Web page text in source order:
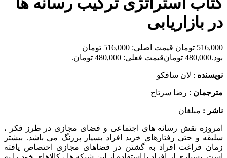
در بازاریابی
516,000 تومان
قیمت اصلی: 516,000 تومان
بود.480,000 تومانقیمت فعلی: 480,000 تومان.
نويسنده : لان سافکو
مترجمان : رضا سرتاج
ناشر : مبلغان
امروزه نقش رسانه های اجتماعی و فضای مجازی در طرز فکر ،
سلیقه و حتی رفتارهای خرید افراد بسیار پررنگ می باشد. بیشتر
زمان فراغت افراد به گشتن در فضاهای مجازی اختصاص یافته